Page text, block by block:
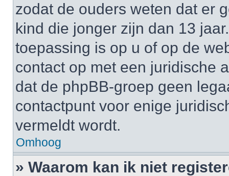
zodat de ouders weten dat er
kind die jonger zijn dan 13
toepassing is op u of op de
contact op met een juridische
dat de phpBB-groep geen
contactpunt voor enige
vermeldt wordt.
Omhoog
» Waarom kan ik niet